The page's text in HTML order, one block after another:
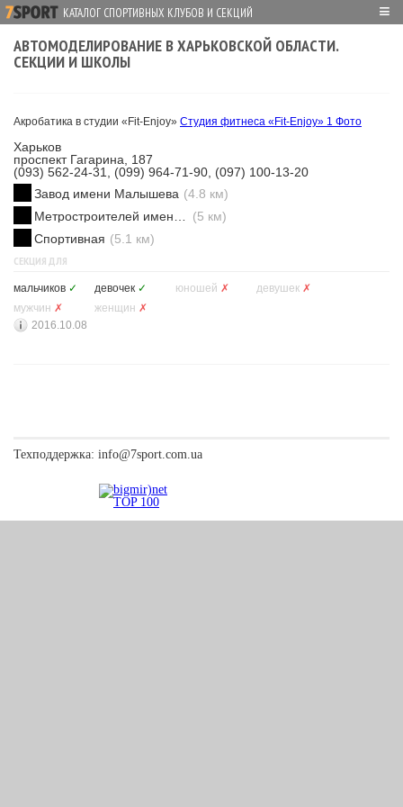
КАТАЛОГ СПОРТИВНЫХ КЛУБОВ И СЕКЦИЙ ≡
АВТОМОДЕЛИРОВАНИЕ В ХАРЬКОВСКОЙ ОБЛАСТИ.
СЕКЦИИ И ШКОЛЫ
Акробатика в студии «Fit-Enjoy» Студия фитнеса «Fit-Enjoy» 1 Фото
Харьков
проспект Гагарина, 187
(093) 562-24-31, (099) 964-71-90, (097) 100-13-20
Завод имени Малышева (4.8 км)
(5 км)
Спортивная (5.1 км)
СЕКЦИЯ ДЛЯ
мальчиков ✓ девочек ✓ юношей ✗ девушек ✗
мужчин ✗ женщин ✗
2016.10.08
Техподдержка: info@7sport.com.ua